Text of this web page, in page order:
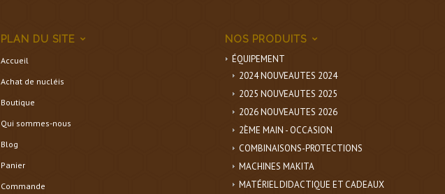
PLAN DU SITE
Accueil
Achat de nucléis
Boutique
Qui sommes-nous
Blog
Panier
Commande
NOS PRODUITS
ÉQUIPEMENT
2024 NOUVEAUTES 2024
2025 NOUVEAUTES 2025
2026 NOUVEAUTES 2026
2ÈME MAIN - OCCASION
COMBINAISONS-PROTECTIONS
MACHINES MAKITA
MATÉRIEL DIDACTIQUE ET CADEAUX